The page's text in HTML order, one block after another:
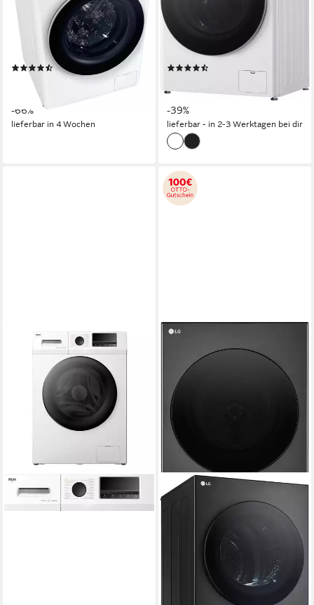
71 dB(A)
Betriebsgeräusch
Wasch-Zyklus
Produktdatenblatt
Wasch-Trocken-Zyklus
Produktdatenblatt
(184)
679,00 €
1.999,00 €
19,71 €
-66%
lieferbar in 4 Wochen
Betriebsgeräusch
Wasch-Zyklus
Produktdatenblatt
Wasch-Trocken-Zyklus
Produktdatenblatt
19,42 €mtl. in 48 Raten
-39%
lieferbar - in 2-3 Werktagen bei dir